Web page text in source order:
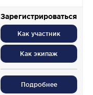
Зарегистрироваться
Как участник
Как экипаж
Подробнее